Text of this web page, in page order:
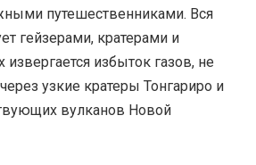
путешественниками. Вся
гейзерами, кратерами и
избыток газов, не
узкие кратеры Тонгариро и
вулканов Новой